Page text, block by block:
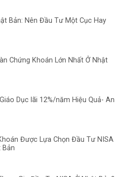
Bản: Nên Đầu Tư Một Cục Hay
Chứng Khoán Lớn Nhất Ở Nhật
Dục lãi 12%/năm Hiệu Quả- An
Được Lựa Chọn Đầu Tư NISA
Bản